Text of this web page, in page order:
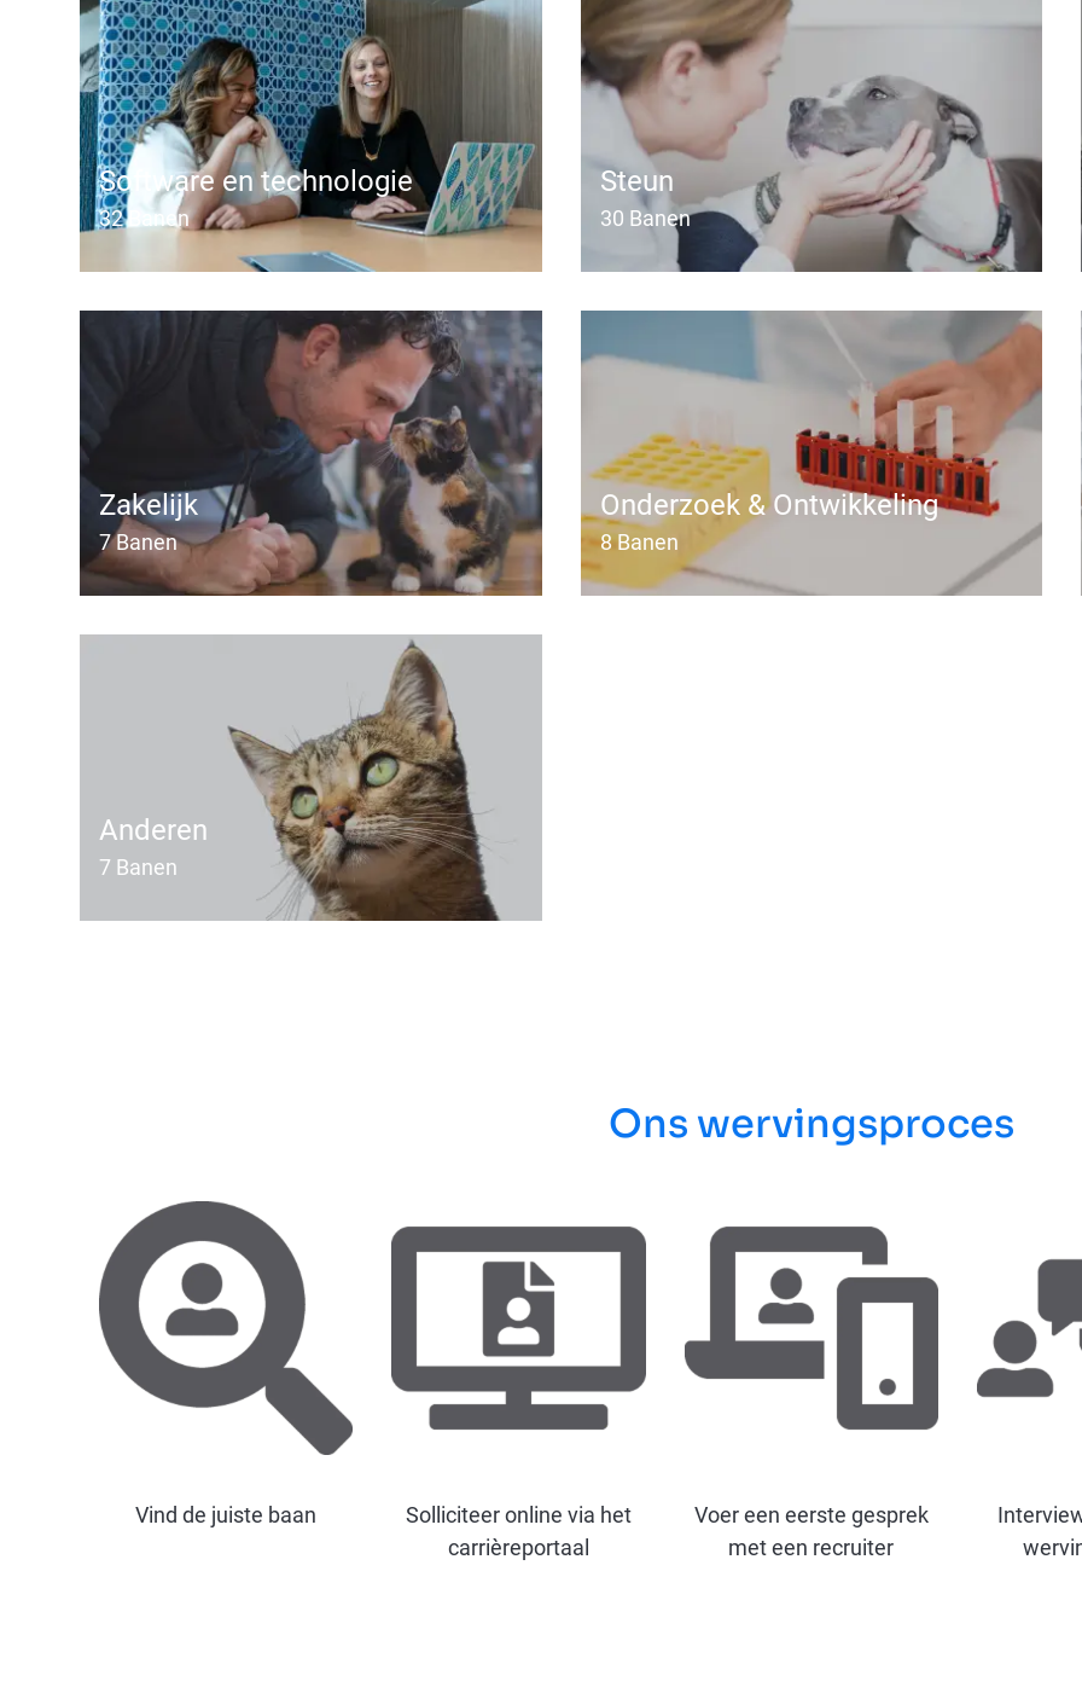
Software en technologie
32 Banen
Steun
30 Banen
Zakelijk
7Banen
Onderzoek & Ontwikkeling
8Banen
Anderen
7 Banen
Ons wervingsproces
Vind de juiste baan
Solliciteer online via het
carrièreportaal
Voer een eerste gesprek
met een recruiter